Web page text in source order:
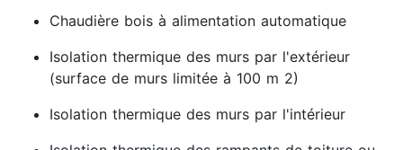
Chaudière bois à alimentation automatique
Isolation thermique des murs par l'extérieur
(surface de murs limitée à 100 m 2)
Isolation thermique des murs par l'intérieur